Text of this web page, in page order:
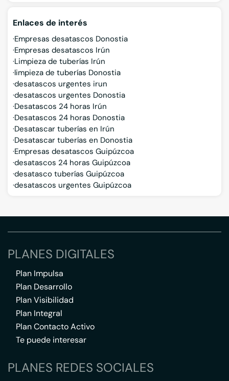
Enlaces de interés
Empresas desatascos Donostia
Empresas desatascos Irún
Limpieza de tuberías Irún
limpieza de tuberías Donostia
desatascos urgentes irun
desatascos urgentes Donostia
Desatascos 24 horas Irún
Desatascos 24 horas Donostia
Desatascar tuberías en Irún
Desatascar tuberías en Donostia
Empresas desatascos Guipúzcoa
desatascos 24 horas Guipúzcoa
desatasco tuberías Guipúzcoa
desatascos urgentes Guipúzcoa
PLANES DIGITALES
Plan Impulsa
Plan Desarrollo
Plan Visibilidad
Plan Integral
Plan Contacto Activo
Te puede interesar
PLANES REDES SOCIALES